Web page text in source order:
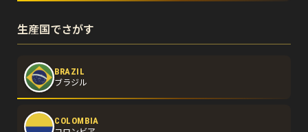
生産国でさがす
BRAZIL
ブラジル
COLOMBIA